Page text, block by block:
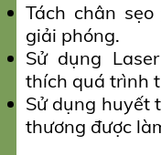
Tách chân
giải phóng.
Sử dụng
thích quá trình
Sử dụng huyết
thương được